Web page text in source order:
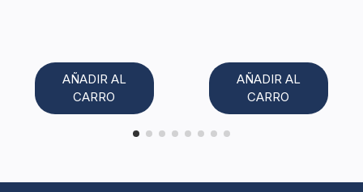
AÑADIR AL
CARRO
AÑADIR AL
CARRO